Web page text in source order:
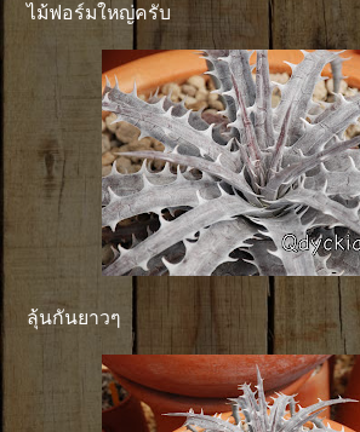
ไม้ฟอร์มใหญ่ครับ
ลุ้นกันยาวๆ